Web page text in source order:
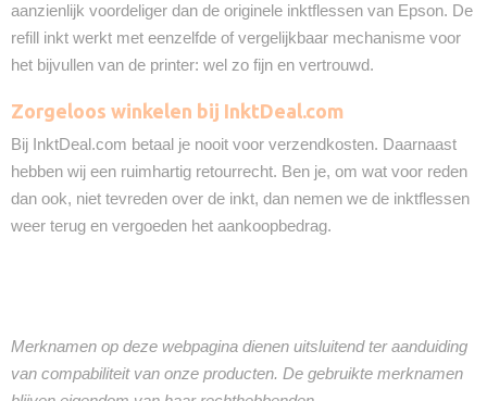
aanzienlijk voordeliger dan de originele inktflessen van Epson. De
refill inkt werkt met eenzelfde of vergelijkbaar mechanisme voor
het bijvullen van de printer: wel zo fijn en vertrouwd.
Zorgeloos winkelen bij InktDeal.com
Bij InktDeal.com betaal je nooit voor verzendkosten. Daarnaast
hebben wij een ruimhartig retourrecht. Ben je, om wat voor reden
dan ook, niet tevreden over de inkt, dan nemen we de inktflessen
weer terug en vergoeden het aankoopbedrag.
Merknamen op deze webpagina dienen uitsluitend ter aanduiding
van compabiliteit van onze producten. De gebruikte merknamen